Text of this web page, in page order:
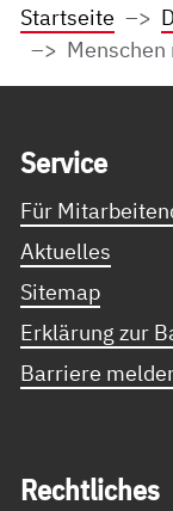
Startseite
Ser­vice
Für
Aktuelles
Sitemap
Erklärung zur
Barriere
Recht­li­ches